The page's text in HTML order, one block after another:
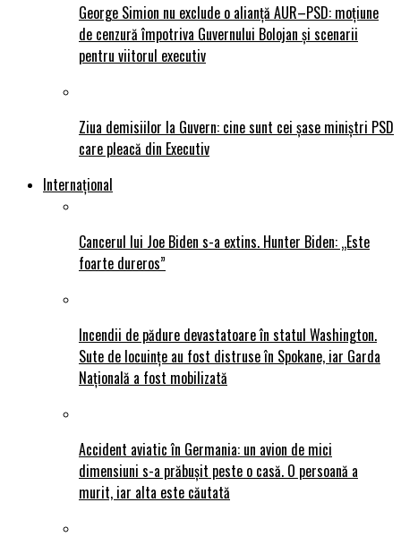
George Simion nu exclude o alianță AUR–PSD: moțiune
de cenzură împotriva Guvernului Bolojan și scenarii
pentru viitorul executiv
Ziua demisiilor la Guvern: cine sunt cei șase miniștri PSD
care pleacă din Executiv
Internațional
Cancerul lui Joe Biden s-a extins. Hunter Biden: „Este
foarte dureros”
Incendii de pădure devastatoare în statul Washington.
Sute de locuințe au fost distruse în Spokane, iar Garda
Națională a fost mobilizată
Accident aviatic în Germania: un avion de mici
dimensiuni s-a prăbușit peste o casă. O persoană a
murit, iar alta este căutată